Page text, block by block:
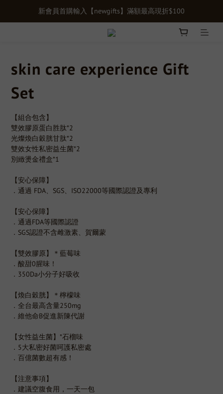
新會員首購輸入【newgifts】滿額最高現折$100
新會員首購輸入【newgifts】滿額最高現折$100
單筆滿千贈【膠原蛋白15入體驗禮】限時贈送立即下單>>>
新會員首購輸入【newgifts】滿額最高現折$100
skin care experience Gift
Set
【組合包含】
雙效膠原蛋白胜肽*2
光燦煥白穀胱甘肽*2
雙效女性私密益生菌*2
別緻燙金禮盒*1
【安心保障】
．通過 FDA、SGS、ISO22000等國際認證及專利
【安心保障】
．通過FDA等國際認證
．SGS認證不含雌激素、賀爾蒙
【雙效膠原】＊藍莓味
．酸甜0腥味！
．350Da小分子好吸收
【煥白穀胱】＊檸檬味
．全台最高含量250mg
．維他命B促進新陳代謝
【女性益生菌】*石榴味
．5大私密好菌呵護私密處
．百億菌數超有感！
【注意事項】
．建議空腹食用，一天一包